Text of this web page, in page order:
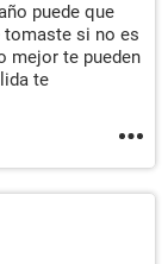
puede que
tomaste si no es
mejor te pueden
te